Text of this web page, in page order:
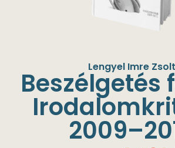
Lengyel Imre Zsolt
Beszélgetés